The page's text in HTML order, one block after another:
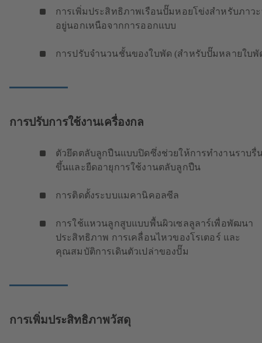
การเพิ่มประสิทธิภาพเรือนปั๊มหอยโข่งสำหรับภาว
อยู่นอกเหนือจากการออกแบบ
การปรับจำนวนชั้นของใบพัด (สำหรับปั๊มหลายใบ
การปรับการใช้งานเครื่องกล
ตัวยึดตลับลูกปืนแบบปิดซึ่งช่วยให้การทำงานราบรื่
ขึ้นและยืดอายุการใช้งานตลับลูกปืน
การติดตั้งระบบแมคานิคอลซีล
การใช้แหวนลูกสูบแบบพื้นผิวเซลลูลาร์เพื่อพัฒนา
ประสิทธิภาพ การเคลื่อนไหวของโรเตอร์ และ
คุณสมบัติการเดินตัวเปล่าของปั๊ม
การเพิ่มประสิทธิภาพวัสดุ